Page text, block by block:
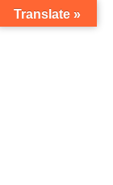
Translate »